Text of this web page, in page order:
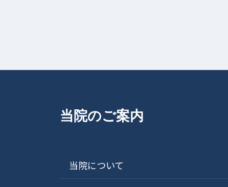
当院のご案内
当院について